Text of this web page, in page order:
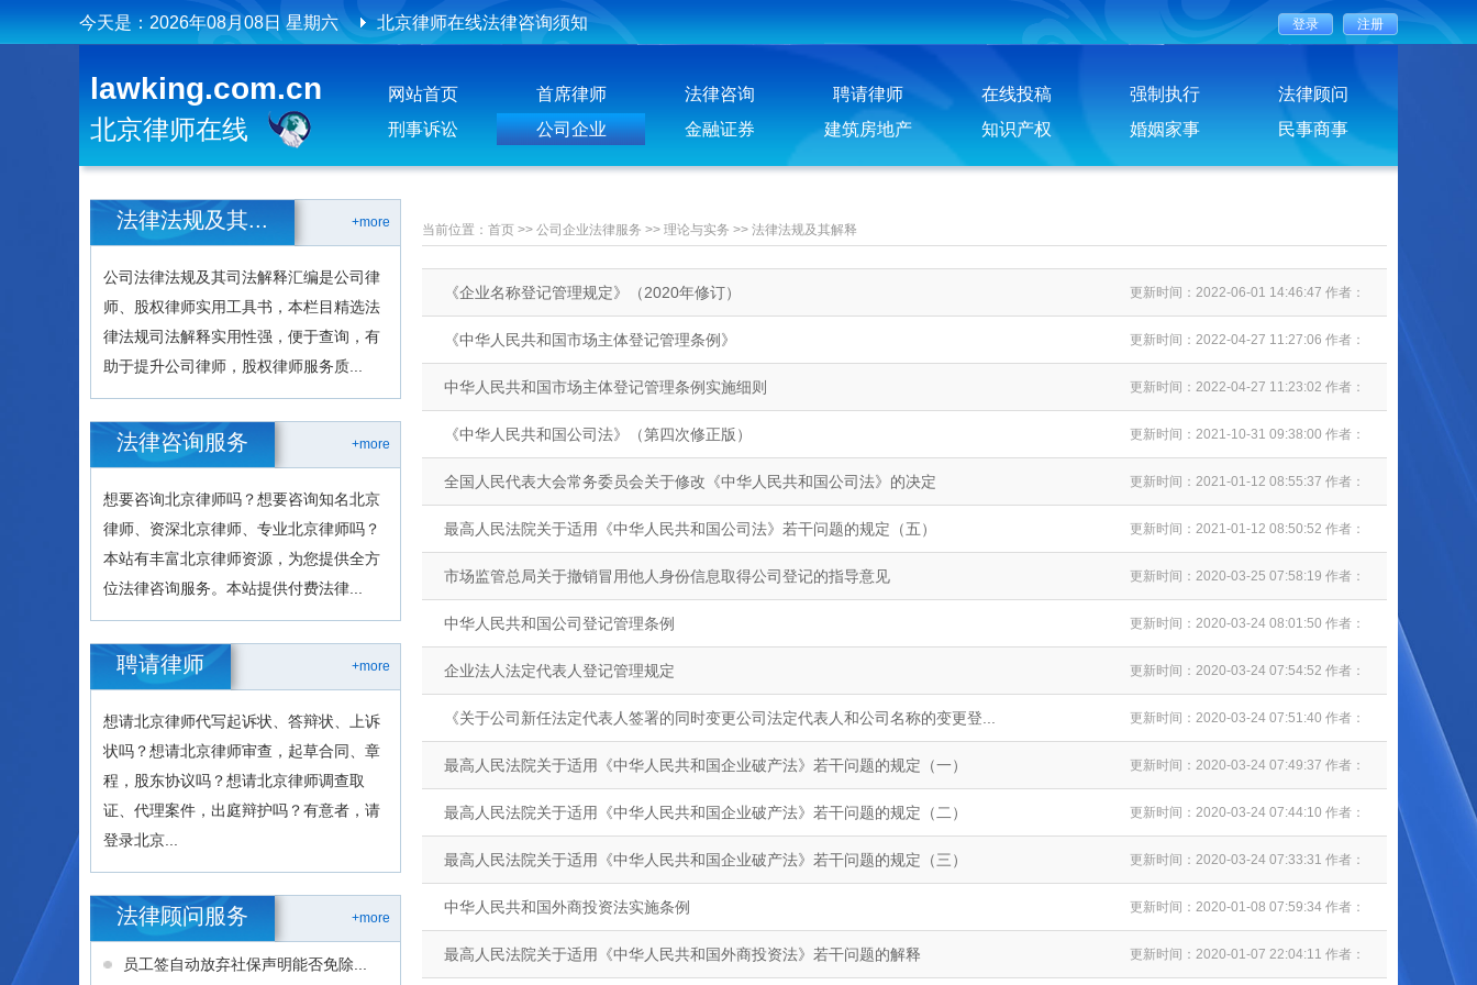
今天是： 2026年08月08日 星期六 北京律师在线法律咨询须知
北京律师在线投稿须知
lawking.com.cn
北京律师在线
网站首页 首席律师 法律咨询 聘请律师 在线投稿 强制执行
法律顾问
刑事诉讼
公司企业 金融证券 建筑房地产 知识产权 婚姻家事 民事商事
+more
法律法规及其...
公司法律法规及其司法解释汇编是公司律
师、股权律师实用工具书，本栏目精选法
律法规司法解释实用性强，便于查询，有
助于提升公司律师，股权律师服务质...
+more
法律咨询服务
想要咨询北京律师吗？想要咨询知名北京
律师、资深北京律师、专业北京律师吗？
本站有丰富北京律师资源，为您提供全方
位法律咨询服务。本站提供付费法律...
+more
聘请律师
想请北京律师代写起诉状、答辩状、上诉
状吗？想请北京律师审查，起草合同、章
程，股东协议吗？想请北京律师调查取
证、代理案件，出庭辩护吗？有意者，请
登录北京...
+more
法律顾问服务
员工签自动放弃社保声明能否免除...
当前位置： 首页 >> 公司企业法律服务 >> 理论与实务 >> 法律法规及其解释
《企业名称登记管理规定》（2020年修订） 更新时间：2022-06-01 14:46:47 作者：
《中华人民共和国市场主体登记管理条例》 更新时间：2022-04-27 11:27:06 作者：
中华人民共和国市场主体登记管理条例实施细则 更新时间：2022-04-27 11:23:02 作者：
《中华人民共和国公司法》（第四次修正版） 更新时间：2021-10-31 09:38:00 作者：
全国人民代表大会常务委员会关于修改《中华人民共和国公司法》的决定 更新时间：2021-01-12 08:55:37 作者：
最高人民法院关于适用《中华人民共和国公司法》若干问题的规定（五） 更新时间：2021-01-12 08:50:52 作者：
市场监管总局关于撤销冒用他人身份信息取得公司登记的指导意见 更新时间：2020-03-25 07:58:19 作者：
中华人民共和国公司登记管理条例 更新时间：2020-03-24 08:01:50 作者：
企业法人法定代表人登记管理规定 更新时间：2020-03-24 07:54:52 作者：
《关于公司新任法定代表人签署的同时变更公司法定代表人和公司名称的变更登... 更新时间：2020-03-24 07:51:40 作者：
最高人民法院关于适用《中华人民共和国企业破产法》若干问题的规定（一） 更新时间：2020-03-24 07:49:37 作者：
最高人民法院关于适用《中华人民共和国企业破产法》若干问题的规定（二） 更新时间：2020-03-24 07:44:10 作者：
最高人民法院关于适用《中华人民共和国企业破产法》若干问题的规定（三） 更新时间：2020-03-24 07:33:31 作者：
中华人民共和国外商投资法实施条例 更新时间：2020-01-08 07:59:34 作者：
最高人民法院关于适用《中华人民共和国外商投资法》若干问题的解释 更新时间：2020-01-07 22:04:11 作者：